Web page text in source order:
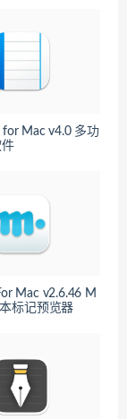
for Mac v4.0 多功
件
Mac v2.6.46 M
标记预览器